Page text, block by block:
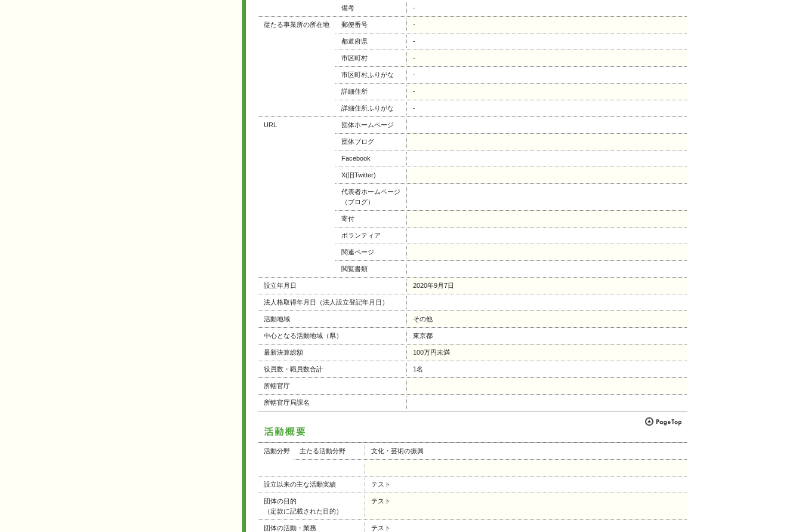
備考 -
従たる事業所の所在地 郵便番号 -
都道府県 -
市区町村 -
市区町村ふりがな -
詳細住所 -
詳細住所ふりがな -
URL 団体ホームページ
団体ブログ
Facebook
X(旧Twitter)
代表者ホームページ
（ブログ）
寄付
ボランティア
関連ページ
閲覧書類
設立年月日 2020年9月7日
法人格取得年月日（法人設立登記年月日）
活動地域 その他
中心となる活動地域（県） 東京都
最新決算総額 100万円未満
役員数・職員数合計 1名
所轄官庁
所轄官庁局課名
活動分野 主たる活動分野 文化・芸術の振興
設立以来の主な活動実績 テスト
団体の目的
（定款に記載された目的）
テスト
団体の活動・業務
テスト